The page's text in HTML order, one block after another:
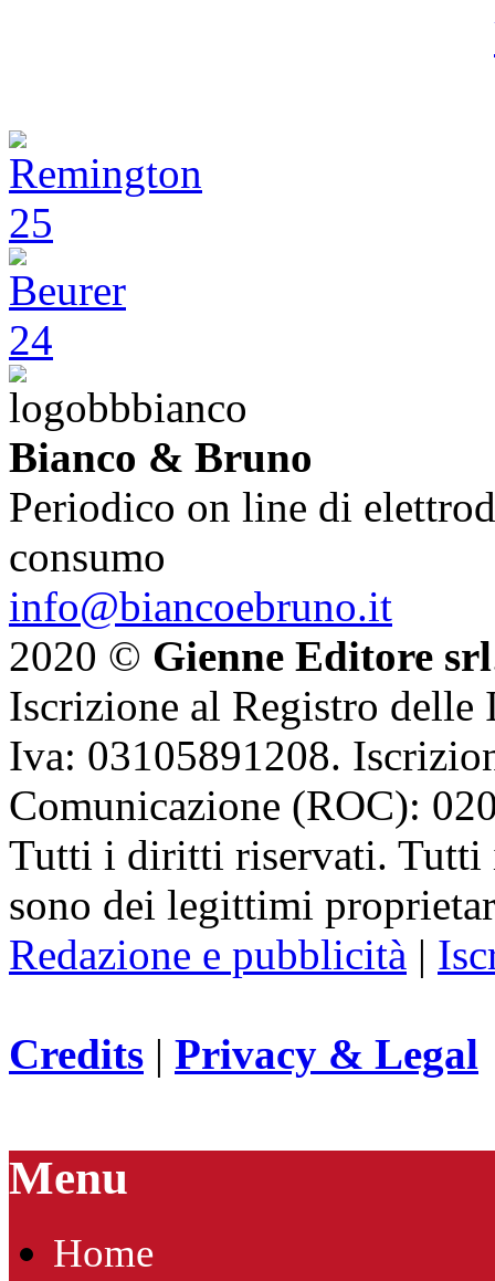
Bianco & Bruno
Periodico on line di
consumo
info@biancoebruno.it
2020 © Gienne Editore srl
Iscrizione al Registro delle
Iva: 03105891208.
Comunicazione (ROC):
Tutti i diritti riservati. Tutti
sono dei legittimi
Redazione e pubblicità |
Credits | Privacy & Legal
Menu
Home